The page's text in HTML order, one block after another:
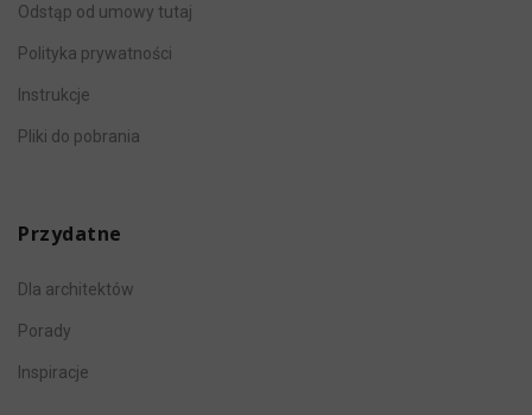
Odstąp od umowy tutaj
Polityka prywatności
Instrukcje
Pliki do pobrania
Przydatne
Dla architektów
Porady
Inspiracje